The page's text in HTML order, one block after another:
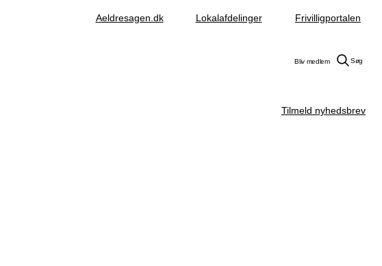
Aeldresagen.dk Lokalafdelinger Frivilligportalen
Bliv medlem Søg
Tilmeld nyhedsbrev